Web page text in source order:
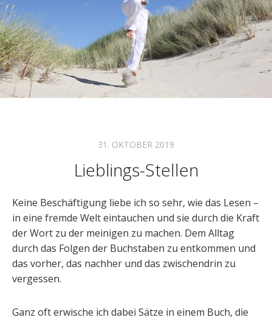
31. OKTOBER 2019
Lieblings-Stellen
Keine Beschäftigung liebe ich so sehr, wie das Lesen –
in eine fremde Welt eintauchen und sie durch die Kraft
der Wort zu der meinigen zu machen. Dem Alltag
durch das Folgen der Buchstaben zu entkommen und
das vorher, das nachher und das zwischendrin zu
vergessen.
Ganz oft erwische ich dabei Sätze in einem Buch, die